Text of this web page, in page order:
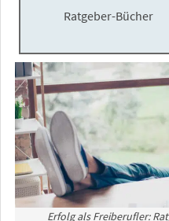
Ratgeber-Bücher
Erfolg als Freiberufler: